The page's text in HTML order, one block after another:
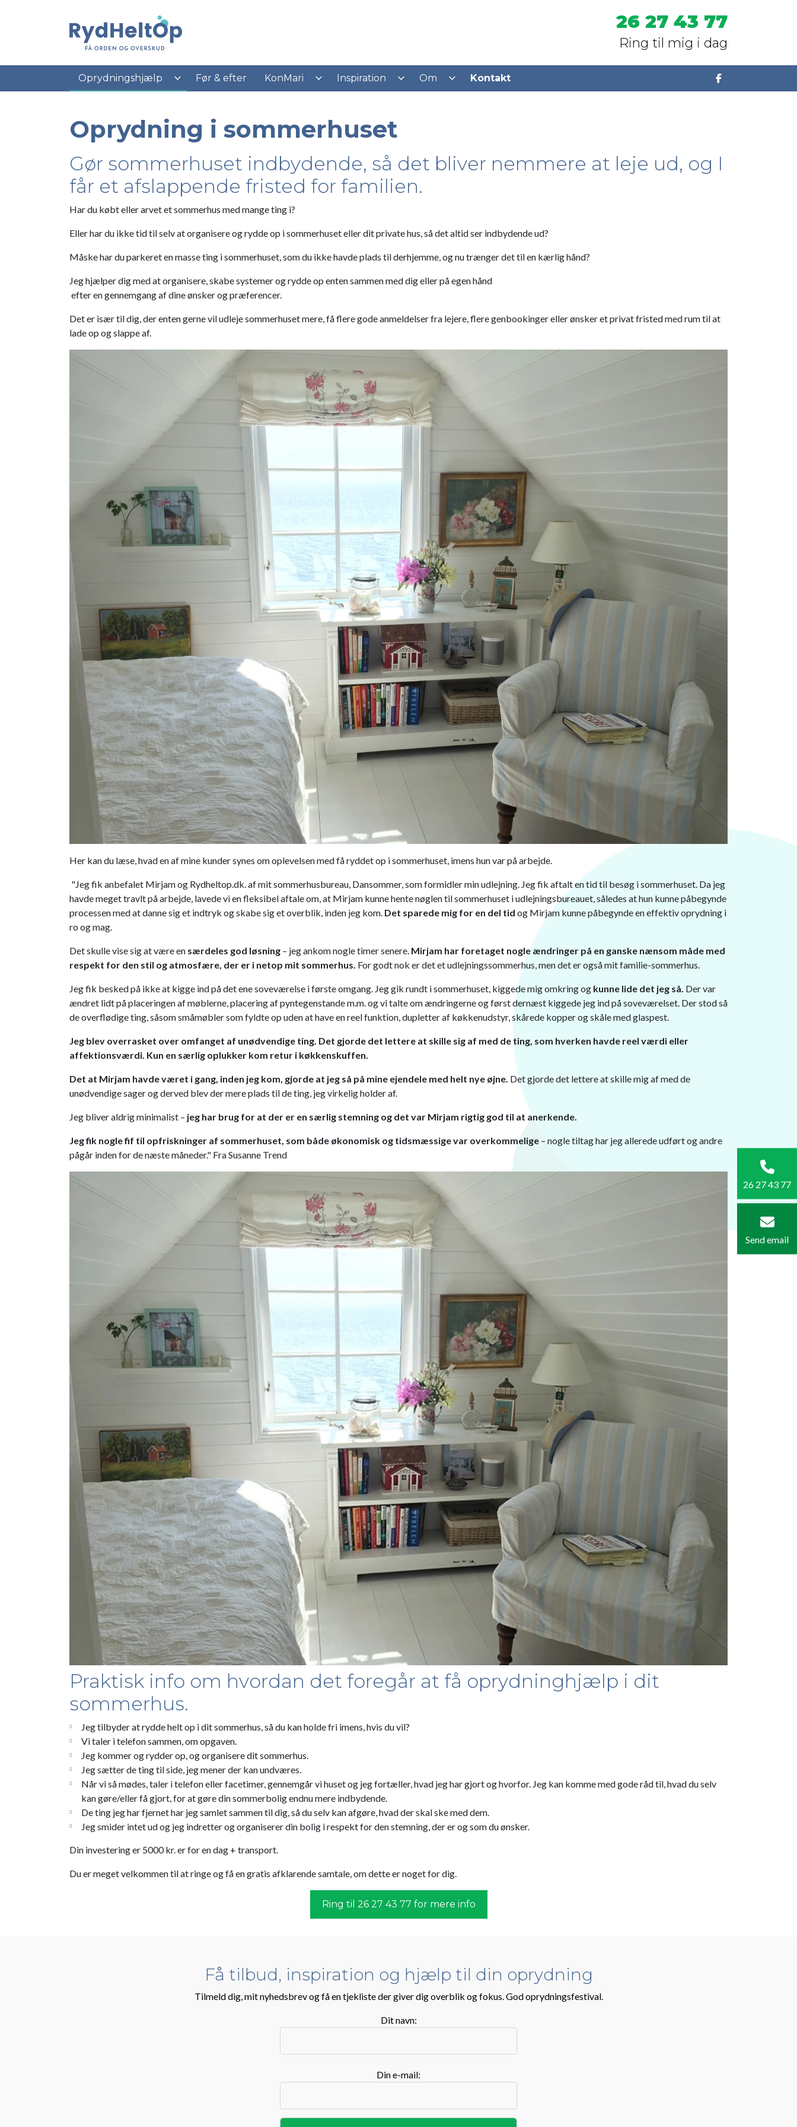
26 27 43 77
Ring til mig i dag
Oprydningshjælp Før & efter KonMari Inspiration Om Kontakt
Oprydning i sommerhuset
Gør sommerhuset indbydende, så det bliver nemmere at leje ud, og I
får et afslappende fristed for familien.
Har du købt eller arvet et sommerhus med mange ting i?
Eller har du ikke tid til selv at organisere og rydde op i sommerhuset eller dit private hus, så det altid ser indbydende ud?
Måske har du parkeret en masse ting i sommerhuset, som du ikke havde plads til derhjemme, og nu trænger det til en kærlig hånd?
Jeg hjælper dig med at organisere, skabe systemer og rydde op enten sammen med dig eller på egen hånd
efter en gennemgang af dine ønsker og præferencer.
Det er især til dig, der enten gerne vil udleje sommerhuset mere, få flere gode anmeldelser fra lejere, flere genbookinger eller ønsker et privat fristed med rum til at
lade op og slappe af.
Her kan du læse, hvad en af mine kunder synes om oplevelsen med få ryddet op i sommerhuset, imens hun var på arbejde.
"Jeg fik anbefalet Mirjam og Rydheltop.dk. af mit sommerhusbureau, Dansommer, som formidler min udlejning. Jeg fik aftalt en tid til besøg i sommerhuset. Da jeg
havde meget travlt på arbejde, lavede vi en fleksibel aftale om, at Mirjam kunne hente nøglen til sommerhuset i udlejningsbureauet, således at hun kunne påbegynde
processen med at danne sig et indtryk og skabe sig et overblik, inden jeg kom. Det sparede mig for en del tid og Mirjam kunne påbegynde en effektiv oprydning i
ro og mag.
Det skulle vise sig at være en særdeles god løsning – jeg ankom nogle timer senere. Mirjam har foretaget nogle ændringer på en ganske nænsom måde med
respekt for den stil og atmosfære, der er i netop mit sommerhus. For godt nok er det et udlejningssommerhus, men det er også mit familie-sommerhus.
Jeg fik besked på ikke at kigge ind på det ene soveværelse i første omgang. Jeg gik rundt i sommerhuset, kiggede mig omkring og kunne lide det jeg så. Der var
ændret lidt på placeringen af møblerne, placering af pyntegenstande m.m. og vi talte om ændringerne og først dernæst kiggede jeg ind på soveværelset. Der stod så
de overflødige ting, såsom småmøbler som fyldte op uden at have en reel funktion, dupletter af køkkenudstyr, skårede kopper og skåle med glaspest.
Jeg blev overrasket over omfanget af unødvendige ting. Det gjorde det lettere at skille sig af med de ting, som hverken havde reel værdi eller
affektionsværdi. Kun en særlig oplukker kom retur i køkkenskuffen.
Det at Mirjam havde været i gang, inden jeg kom, gjorde at jeg så på mine ejendele med helt nye øjne. Det gjorde det lettere at skille mig af med de
unødvendige sager og derved blev der mere plads til de ting, jeg virkelig holder af.
Jeg bliver aldrig minimalist – jeg har brug for at der er en særlig stemning og det var Mirjam rigtig god til at anerkende.
Jeg fik nogle fif til opfriskninger af sommerhuset, som både økonomisk og tidsmæssige var overkommelige – nogle tiltag har jeg allerede udført og andre
pågår inden for de næste måneder." Fra Susanne Trend
Praktisk info om hvordan det foregår at få oprydninghjælp i dit
sommerhus.
Jeg tilbyder at rydde helt op i dit sommerhus, så du kan holde fri imens, hvis du vil?
Vi taler i telefon sammen, om opgaven.
Jeg kommer og rydder op, og organisere dit sommerhus.
Jeg sætter de ting til side, jeg mener der kan undværes.
Når vi så mødes, taler i telefon eller facetimer, gennemgår vi huset og jeg fortæller, hvad jeg har gjort og hvorfor. Jeg kan komme med gode råd til, hvad du selv
kan gøre/eller få gjort, for at gøre din sommerbolig endnu mere indbydende.
De ting jeg har fjernet har jeg samlet sammen til dig, så du selv kan afgøre, hvad der skal ske med dem.
Jeg smider intet ud og jeg indretter og organiserer din bolig i respekt for den stemning, der er og som du ønsker.
Din investering er 5000 kr. er for en dag + transport.
Du er meget velkommen til at ringe og få en gratis afklarende samtale, om dette er noget for dig.
Ring til 26 27 43 77 for mere info
Få tilbud, inspiration og hjælp til din oprydning
Tilmeld dig, mit nyhedsbrev og få en tjekliste der giver dig overblik og fokus. God oprydningsfestival.
Dit navn:
Din e-mail:
26 27 43 77
Send email